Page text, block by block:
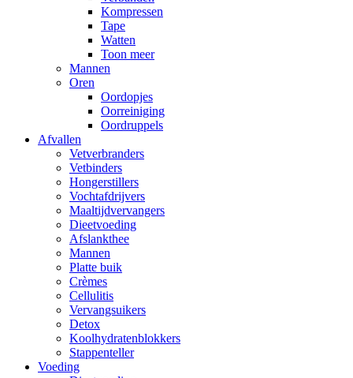
Kompressen
Tape
Watten
Toon meer
Mannen
Oren
Oordopjes
Oorreiniging
Oordruppels
Afvallen
Vetverbranders
Vetbinders
Hongerstillers
Vochtafdrijvers
Maaltijdvervangers
Dieetvoeding
Afslankthee
Mannen
Platte buik
Crèmes
Cellulitis
Vervangsuikers
Detox
Koolhydratenblokkers
Stappenteller
Voeding